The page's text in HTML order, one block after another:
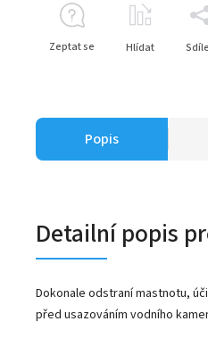
Zeptat se Hlídat
Popis
Detailní popis
Dokonale odstraní mastnotu,
před usazováním vodního